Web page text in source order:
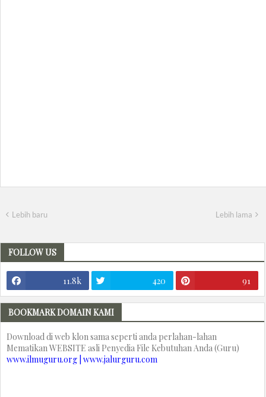
Lebih baru Lebih lama
FOLLOW US
11.8k 420 91
BOOKMARK DOMAIN KAMI
Download di web klon sama seperti anda perlahan-lahan
Mematikan WEBSITE asli Penyedia File Kebutuhan Anda (Guru)
www.ilmuguru.org | www.jalurguru.com